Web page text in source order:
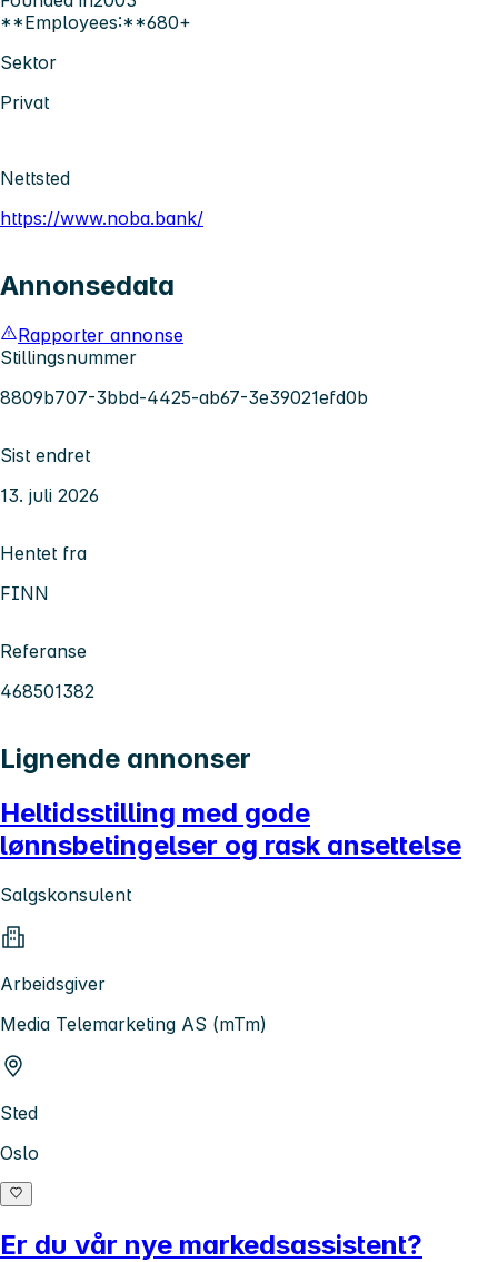
**Employees:**680+
Sektor
Privat
Nettsted
https://www.noba.bank/
Annonsedata
Rapporter annonse
Stillingsnummer
8809b707-3bbd-4425-ab67-3e39021efd0b
Sist endret
13. juli 2026
Hentet fra
FINN
Referanse
468501382
Lignende annonser
Heltidsstilling med gode
lønnsbetingelser og rask ansettelse
Salgskonsulent
Arbeidsgiver
Media Telemarketing AS (mTm)
Sted
Oslo
Er du vår nye markedsassistent?